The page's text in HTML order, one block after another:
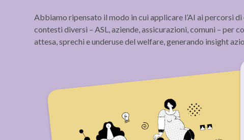
Abbiamo ripensato il modo in cui applicare l’AI ai percorsi
contesti diversi – ASL, aziende, assicurazioni, comuni –
attesa, sprechi e underuse del welfare, generando insight